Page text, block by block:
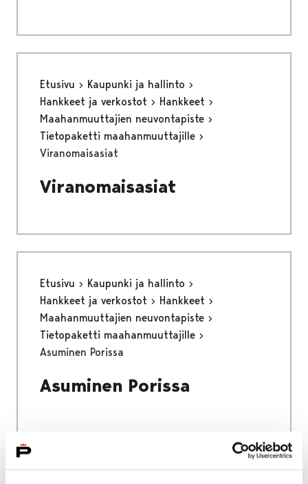
Etusivu
Kaupunki ja hallinto
Hankkeet ja verkostot
Hankkeet
Maahanmuuttajien neuvontapiste
Tietopaketti maahanmuuttajille
Viranomaisasiat
Viranomaisasiat
Etusivu
Kaupunki ja hallinto
Hankkeet ja verkostot
Hankkeet
Maahanmuuttajien neuvontapiste
Tietopaketti maahanmuuttajille
Asuminen Porissa
Asuminen Porissa